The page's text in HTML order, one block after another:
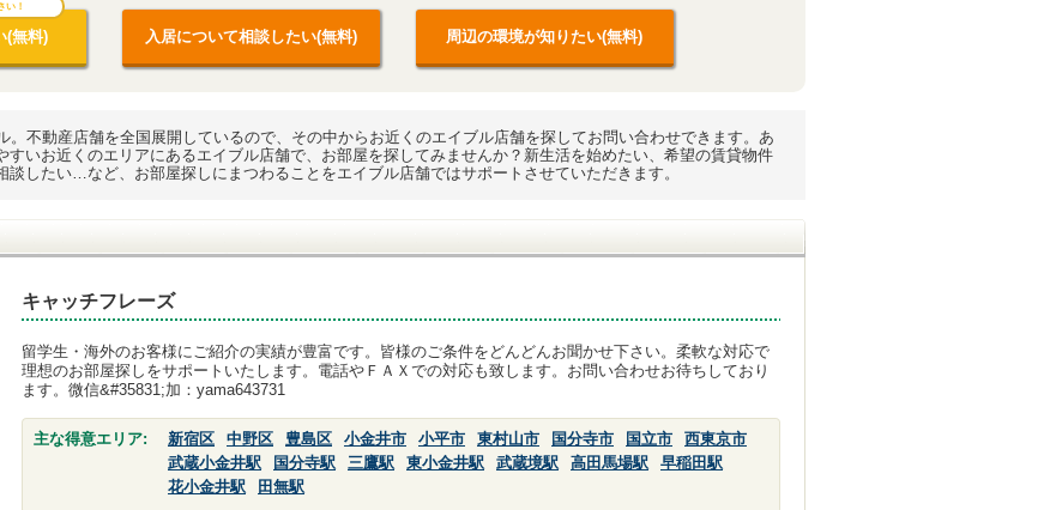
(無料)
い！
入居について相談したい(無料) 周辺の環境が知りたい(無料)
。不動産店舗を全国展開しているので、その中からお近くのエイブル店舗を探してお問い合わせできます。あ
すいお近くのエリアにあるエイブル店舗で、お部屋を探してみませんか？新生活を始めたい、希望の賃貸物件
したい…など、お部屋探しにまつわることをエイブル店舗ではサポートさせていただきます。
キャッチフレーズ
留学生・海外のお客様にご紹介の実績が豊富です。皆様のご条件をどんどんお聞かせ下さい。柔軟な対応で
理想のお部屋探しをサポートいたします。電話やＦＡＸでの対応も致します。お問い合わせお待ちしており
ます。微信&#35831;加：yama643731
主な得意エリア: 新宿区 中野区 豊島区 小金井市 小平市 東村山市 国分寺市 国立市
西東京市
武蔵小金井駅
国分寺駅 三鷹駅 東小金井駅 武蔵境駅 高田馬場駅
早稲田駅
花小金井駅
田無駅